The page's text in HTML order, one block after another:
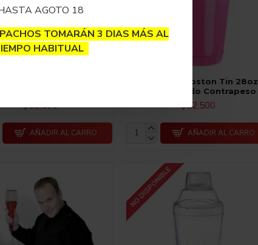
AGOTO 18
TOMARÁN 3 DIAS MÁS AL
HABITUAL
$52,500
AÑADIR AL CARRO
Coctelera Boston Tin 28oz
Neon Rosado Contrapeso
$52,500
AÑADIR AL CARRO
NO DISPONIBLE